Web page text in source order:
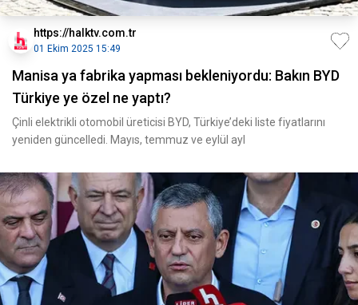
https://halktv.com.tr
01 Ekim 2025 15:49
Manisa ya fabrika yapması bekleniyordu: Bakın BYD
Türkiye ye özel ne yaptı?
Çinli elektrikli otomobil üreticisi BYD, Türkiye’deki liste fiyatlarını
yeniden güncelledi. Mayıs, temmuz ve eylül ayl